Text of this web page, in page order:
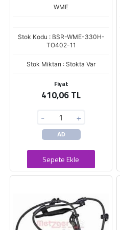
WME
Stok Kodu : BSR-WME-330H-
TO402-11
Stok Miktarı : Stokta Var
Fiyat
410,06 TL
- +
AD
Sepete Ekle